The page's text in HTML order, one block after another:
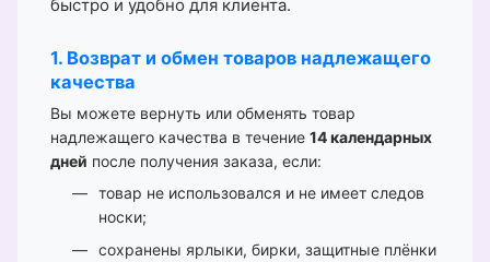
быстро и удобно для клиента.
1. Возврат и обмен товаров надлежащего
качества
Вы можете вернуть или обменять товар
надлежащего качества в течение 14 календарных
дней после получения заказа, если:
товар не использовался и не имеет следов
носки;
сохранены ярлыки, бирки, защитные плёнки